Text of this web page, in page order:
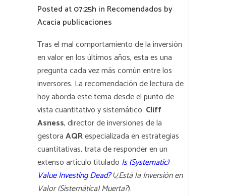
Posted at 07:25h in Recomendados by
Acacia publicaciones
Tras el mal comportamiento de la inversión
en valor en los últimos años, esta es una
pregunta cada vez más común entre los
inversores. La recomendación de lectura de
hoy aborda este tema desde el punto de
vista cuantitativo y sistemático. Cliff
Asness, director de inversiones de la
gestoraAQRespecializada en estrategias
cuantitativas, trata de responder en un
extenso artículo titulado Is (Systematic)
Value Investing Dead?(¿Está la Inversión en
Valor (Sistemática) Muerta?).